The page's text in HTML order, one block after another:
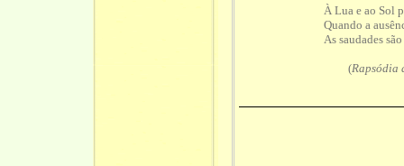
À Lua e ao Sol
Quando a
As saudades
(Rapsódia